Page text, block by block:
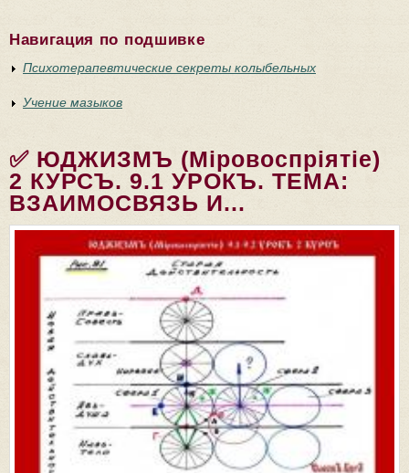
Навигация по подшивке
Психотерапевтические секреты колыбельных
Учение мазыков
✅ ЮДЖИЗМЪ (Мiровоспрiятiе)
2 КУРСЪ. 9.1 УРОКЪ. ТЕМА:
ВЗАИМОСВЯЗЬ И...